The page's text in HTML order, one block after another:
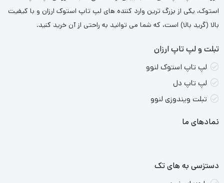
استوک، یکی از بزرگ ترین وارد کننده های لپ تاپ استوک ارزان و با کیفیت
بالا (گرید بالا) است، که شما می توانید به راحتی از آن خرید کنید.
تبلت و لپ تاپ ارزان
لپ تاپ استوک لنوو
لپ تاپ دل
تبلت ویندوزی لنوو
نمادهای ما
دستزسی به های تک